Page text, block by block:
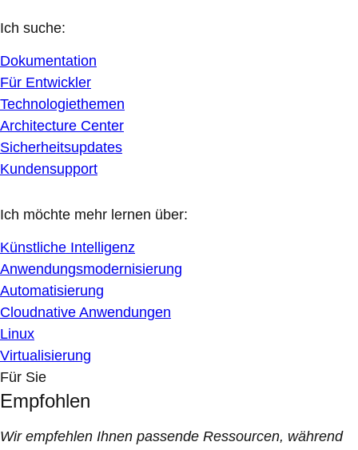
Ich suche:
Dokumentation
Für Entwickler
Technologiethemen
Architecture Center
Sicherheitsupdates
Kundensupport
Ich möchte mehr lernen über:
Künstliche Intelligenz
Anwendungsmodernisierung
Automatisierung
Cloudnative Anwendungen
Linux
Virtualisierung
Für Sie
Empfohlen
Wir empfehlen Ihnen passende Ressourcen, während